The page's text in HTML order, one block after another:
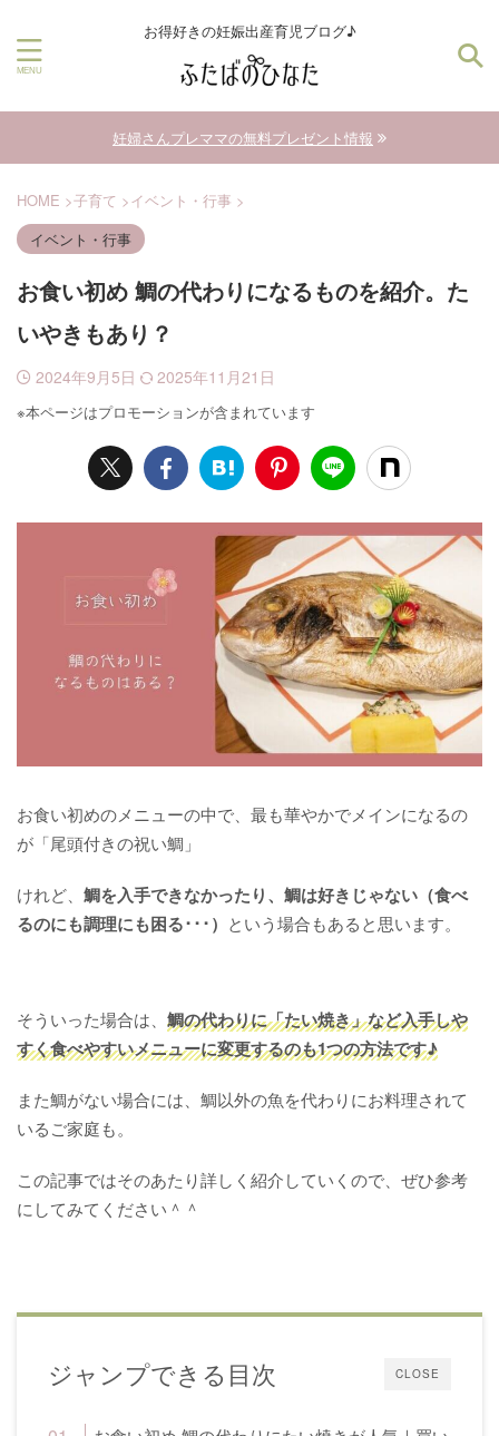
お得好きの妊娠出産育児ブログ♪
妊婦さんプレママの無料プレゼント情報
HOME >子育て >イベント・行事 >
イベント・行事
お食い初め 鯛の代わりになるものを紹介。た
いやきもあり？
2024年9月5日 2025年11月21日
※本ページはプロモーションが含まれています
お食い初めのメニューの中で、最も華やかでメインになるの
が「尾頭付きの祝い鯛」
けれど、 鯛を入手できなかったり、鯛は好きじゃない（食べ
るのにも調理にも困る･･･） という場合もあると思います。
そういった場合は、 鯛の代わりに「たい焼き」など入手しや
すく食べやすいメニューに変更するのも1つの方法です♪
また鯛がない場合には、鯛以外の魚を代わりにお料理されて
いるご家庭も。
この記事ではそのあたり詳しく紹介していくので、ぜひ参考
にしてみてください＾＾
CLOSE
ジャンプできる目次